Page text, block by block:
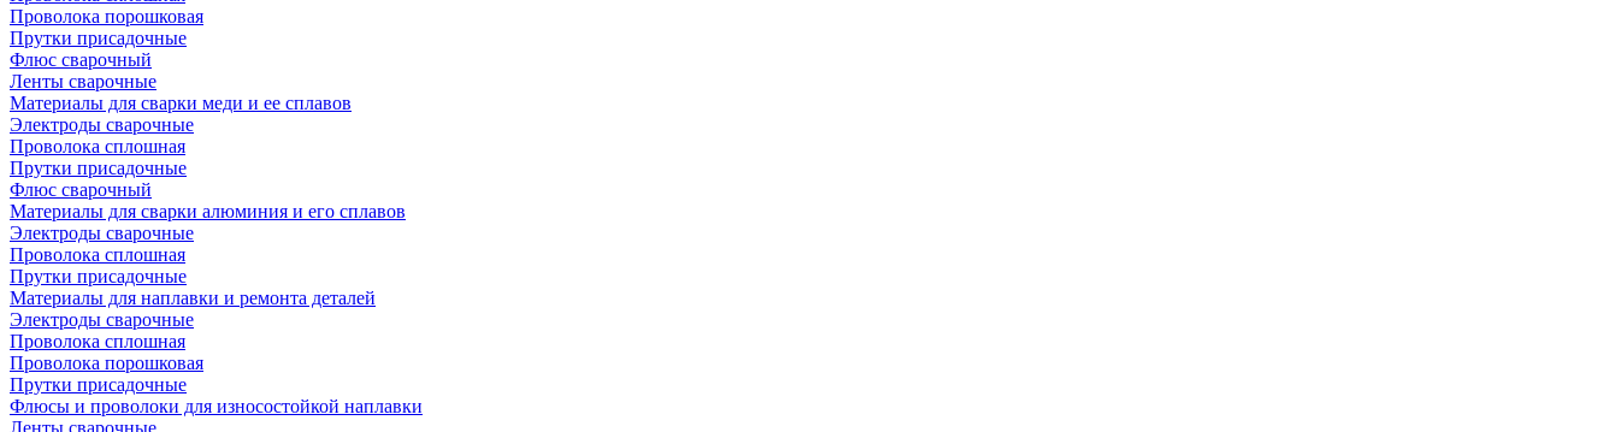
Проволока порошковая
Прутки присадочные
Флюс сварочный
Ленты сварочные
Материалы для сварки меди и ее сплавов
Электроды сварочные
Проволока сплошная
Прутки присадочные
Флюс сварочный
Материалы для сварки алюминия и его сплавов
Электроды сварочные
Проволока сплошная
Прутки присадочные
Материалы для наплавки и ремонта деталей
Электроды сварочные
Проволока сплошная
Проволока порошковая
Прутки присадочные
Флюсы и проволоки для износостойкой наплавки
Ленты сварочные